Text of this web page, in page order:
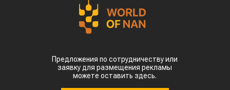
Предложения по сотрудничеству или
заявку для размещения рекламы
можете оставить здесь.